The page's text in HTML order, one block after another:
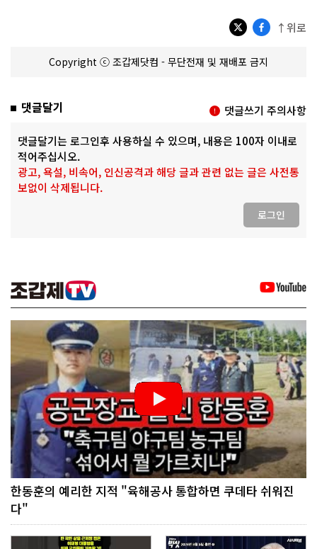
↑위로
Copyright ⓒ 조갑제닷컴 - 무단전재 및 재배포 금지
댓글달기 댓글쓰기 주의사항
댓글달기는 로그인후 사용하실 수 있으며, 내용은 100자 이내로
적어주십시오.
광고, 욕설, 비속어, 인신공격과 해당 글과 관련 없는 글은 사전통
보없이 삭제됩니다.
로그인
한동훈의 예리한 지적 "육해공사 통합하면 쿠데타 쉬워진
다"